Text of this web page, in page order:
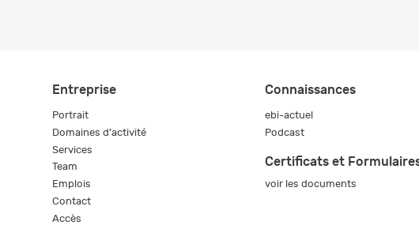
Entreprise
Portrait
Domaines d'activité
Services
Team
Emplois
Contact
Accès
Connaissances
ebi-actuel
Podcast
Certificats et
voir les documents